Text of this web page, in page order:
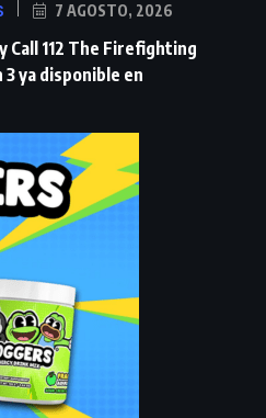
7 AGOSTO, 2026
Call 112 The Firefighting
ya disponible en